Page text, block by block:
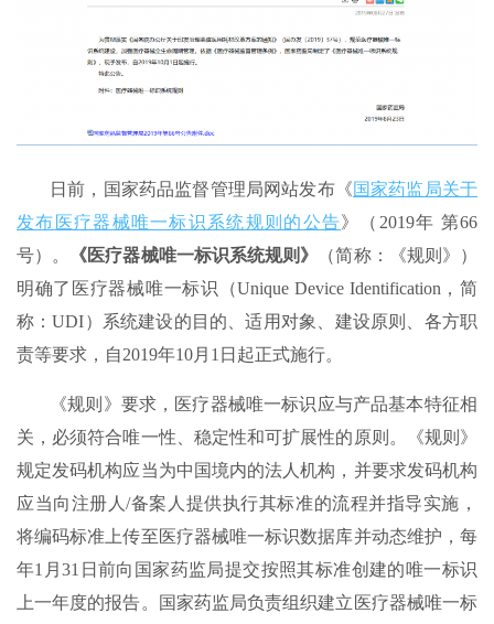
日前，国家药品监督管理局网站发布《国家药监局关于
发布医疗器械唯一标识系统规则的公告》（2019年 第66
号）。
《医疗器械唯一标识系统规则》
（简称：《规则》）
明确了医疗器械唯一标识（Unique Device Identification，简
称：UDI）系统建设的目的、适用对象、建设原则、各方职
责等要求，自2019年10月1日起正式施行。
《规则》要求，医疗器械唯一标识应与产品基本特征相
关，必须符合唯一性、稳定性和可扩展性的原则。《规则》
规定发码机构应当为中国境内的法人机构，并要求发码机构
应当向注册人/备案人提供执行其标准的流程并指导实施，
将编码标准上传至医疗器械唯一标识数据库并动态维护，每
年1月31日前向国家药监局提交按照其标准创建的唯一标识
上一年度的报告。国家药监局负责组织建立医疗器械唯一标